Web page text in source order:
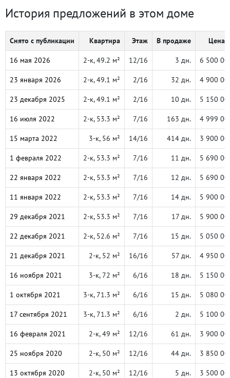
История предложений в этом доме
Снято с публикации Квартира Этаж В продаже Цена,
16 мая 2026 2-к, 49.2 м² 12/16 3 дн. 6 500
23 января 2026 2-к, 49.1 м² 2/16 32 дн. 4 900
23 декабря 2025 2-к, 49.1 м² 2/16 10 дн. 5 150
16 июля 2022 2-к, 53.3 м² 7/16 163 дн. 4 999
15 марта 2022 3-к, 56 м² 14/16 414 дн. 3 900
1 февраля 2022 2-к, 53.3 м² 7/16 11 дн. 5 690
22 января 2022 2-к, 53.3 м² 7/16 12 дн. 5 690
11 января 2022 2-к, 53.3 м² 7/16 14 дн. 5 900
29 декабря 2021 2-к, 53.3 м² 7/16 17 дн. 5 900
22 декабря 2021 2-к, 52.6 м² 7/16 15 дн. 5 050
21 декабря 2021 2-к, 52 м² 16/16 57 дн. 4 950
16 ноября 2021 3-к, 72 м² 6/16 18 дн. 5 150
1 октября 2021 3-к, 71.3 м² 6/16 15 дн. 5 080
17 сентября 2021 3-к, 71.3 м² 6/16 2 дн. 5 100
16 февраля 2021 2-к, 49 м² 12/16 61 дн. 3 900
25 ноября 2020 2-к, 50 м² 12/16 44 дн. 3 850
13 октября 2020 2-к, 50 м² 12/16 5 дн. 3 500